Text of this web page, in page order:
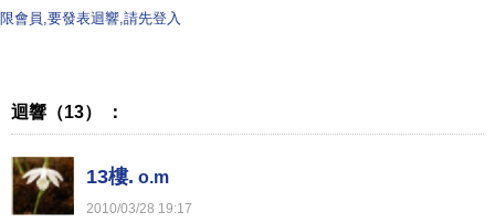
限會員,要發表迴響,請先登入
迴響（13） ：
13樓. o.m
2010/03/28 19:17